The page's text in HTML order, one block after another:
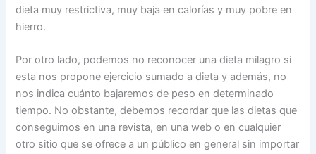
dieta muy restrictiva, muy baja en calorías y muy pobre en
hierro.
Por otro lado, podemos no reconocer una dieta milagro si
esta nos propone ejercicio sumado a dieta y además, no
nos indica cuánto bajaremos de peso en determinado
tiempo. No obstante, debemos recordar que las dietas que
conseguimos en una revista, en una web o en cualquier
otro sitio que se ofrece a un público en general sin importar